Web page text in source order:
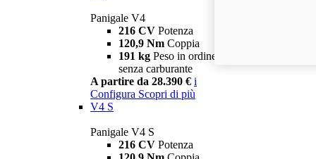
Panigale V4
216 CV Potenza
120,9 Nm Coppia
191 kg Peso in ordine di marcia
senza carburante
A partire da 28.390 € i
Configura Scopri di più
V4 S
Panigale V4 S
216 CV Potenza